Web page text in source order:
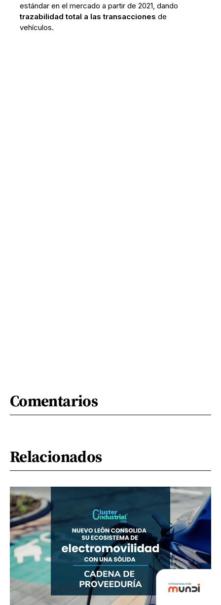
estándar en el mercado a partir de 2021, dando
trazabilidad total a las transacciones de
vehículos.
Comentarios
Relacionados